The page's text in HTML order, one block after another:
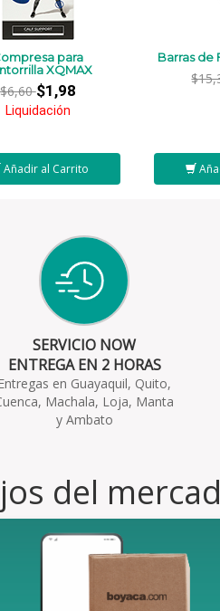
para
XQMAX
$6,60$1,98
Liquidación
Añadir al Carrito
Barras de
SERVICIO NOW
ENTREGA EN 2 HORAS
en Guayaquil, Quito,
Machala, Loja, Manta
y Ambato
del